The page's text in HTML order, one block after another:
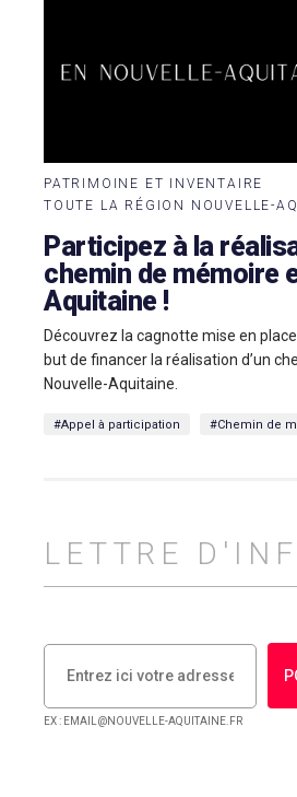
PATRIMOINE ET INVENTAIRE
TOUTE LA RÉGION NOUVELLE-
Participez à la
chemin de mémoire
Aquitaine !
Découvrez la cagnotte mise en
but de financer la réalisation d’un
Nouvelle-Aquitaine.
#Appel à participation #Chemin de
LETTRE
EX : EMAIL@NOUVELLE-AQUITAINE.FR